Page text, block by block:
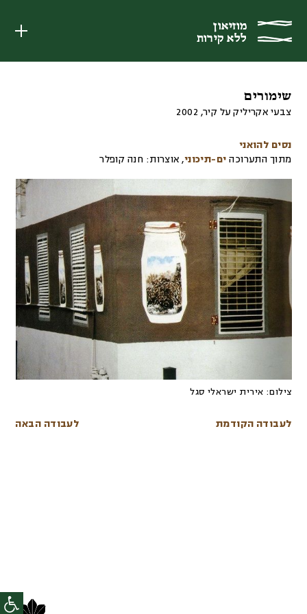
מוזיאון
ללא קירות
מוזיאון
ללא קירות
שימורים
צבעי אקריליק על קיר,
2002
נסים להואני
מתוך התערוכה ים-תיכוני, אוצרות: חנה קופלר
צילום: אירית ישראלי סגל
לעבודה הקודמת לעבודה הבאה